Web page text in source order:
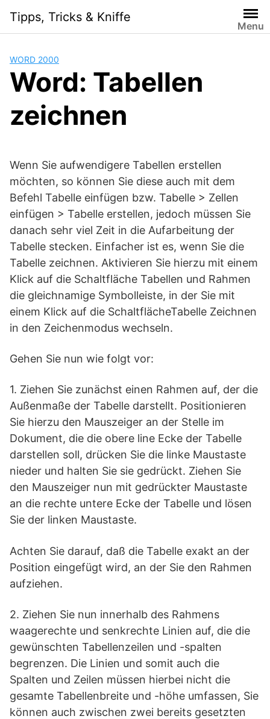
content
Tipps, Tricks & Kniffe
Menu
WORD 2000
Word: Tabellen
zeichnen
Wenn Sie aufwendigere Tabellen erstellen
möchten, so können Sie diese auch mit dem
Befehl Tabelle einfügen bzw. Tabelle > Zellen
einfügen > Tabelle erstellen, jedoch müssen Sie
danach sehr viel Zeit in die Aufarbeitung der
Tabelle stecken. Einfacher ist es, wenn Sie die
Tabelle zeichnen. Aktivieren Sie hierzu mit einem
Klick auf die Schaltfläche Tabellen und Rahmen
die gleichnamige Symbolleiste, in der Sie mit
einem Klick auf die SchaltflächeTabelle Zeichnen
in den Zeichenmodus wechseln.
Gehen Sie nun wie folgt vor:
1. Ziehen Sie zunächst einen Rahmen auf, der die
Außenmaße der Tabelle darstellt. Positionieren
Sie hierzu den Mauszeiger an der Stelle im
Dokument, die die obere line Ecke der Tabelle
darstellen soll, drücken Sie die linke Maustaste
nieder und halten Sie sie gedrückt. Ziehen Sie
den Mauszeiger nun mit gedrückter Maustaste
an die rechte untere Ecke der Tabelle und lösen
Sie der linken Maustaste.
Achten Sie darauf, daß die Tabelle exakt an der
Position eingefügt wird, an der Sie den Rahmen
aufziehen.
2. Ziehen Sie nun innerhalb des Rahmens
waagerechte und senkrechte Linien auf, die die
gewünschten Tabellenzeilen und -spalten
begrenzen. Die Linien und somit auch die
Spalten und Zeilen müssen hierbei nicht die
gesamte Tabellenbreite und -höhe umfassen, Sie
können auch zwischen zwei bereits gesetzten